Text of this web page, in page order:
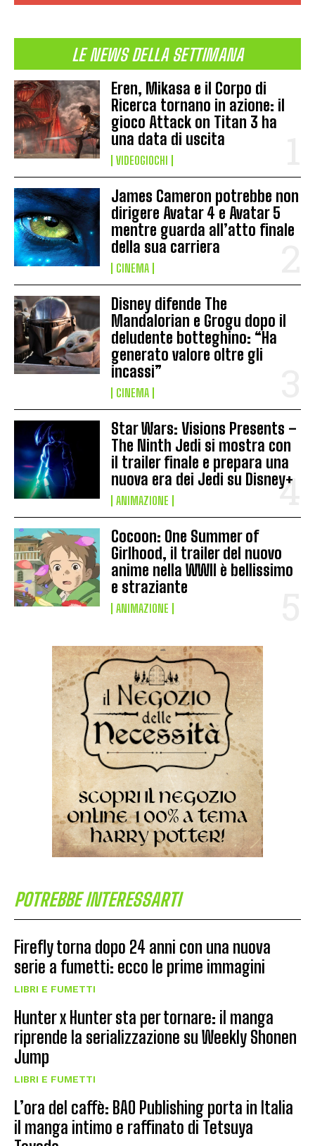
LE NEWS DELLA SETTIMANA
Eren, Mikasa e il Corpo di
Ricerca tornano in azione: il
gioco Attack on Titan 3 ha
una data di uscita
VIDEOGIOCHI
James Cameron potrebbe non
dirigere Avatar 4 e Avatar 5
mentre guarda all’atto finale
della sua carriera
CINEMA
Disney difende The
Mandalorian e Grogu dopo il
deludente botteghino: “Ha
generato valore oltre gli
incassi”
CINEMA
Star Wars: Visions Presents –
The Ninth Jedi si mostra con
il trailer finale e prepara una
nuova era dei Jedi su Disney+
ANIMAZIONE
Cocoon: One Summer of
Girlhood, il trailer del nuovo
anime nella WWII è bellissimo
e straziante
ANIMAZIONE
POTREBBE INTERESSARTI
Firefly torna dopo 24 anni con una nuova
serie a fumetti: ecco le prime immagini
LIBRI E FUMETTI
Hunter x Hunter sta per tornare: il manga
riprende la serializzazione su Weekly Shonen
Jump
LIBRI E FUMETTI
L’ora del caffè: BAO Publishing porta in Italia
il manga intimo e raffinato di Tetsuya